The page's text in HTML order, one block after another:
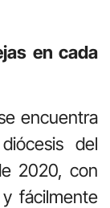
en cada
encuentra
del
2020, con
fácilmente